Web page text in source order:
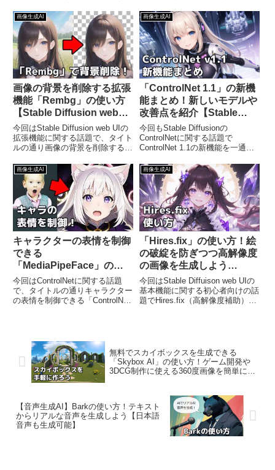
い方を一通りまとめてみるという
内容になっています。Stable
Diffusio...
介するという内容になっていま
す。画像生成AIの代表格ともいえ
るStable Diffusionを動かすには
主...
画像生成AI
画像の背景を削除する拡張
機能「Rembg」の使い方
【Stable Diffusion web
UI】
今回はStable Diffusion web UIの
拡張機能に関する話題で、タイト
ルの通り画像の背景を削除する拡
紹介するという内容になっていま
す。Stable Diffusion web UIで画
像を生成し...
画像生成AI
「ControlNet 1.1」の新機
能まとめ！新しいモデルや
改善点を紹介【Stable
Diffusion】
今回もStable Diffusionの
ControlNetに関する話題で
ControlNet 1.1の新機能を一通り
なっています。ControlNetは生成
する画像のポーズ指定など幅広い
用途に使える技術であり...
画像生成AI
キャラクターの表情を制御
できる
「MediaPipeFace」の使
い方【ControlNet】
今回はControlNetに関する話題
で、タイトルの通りキャラクター
の表情を制御できる「ControlNet
ポーズ等をきっちり指...
画像生成AI
「Hires.fix」の使い方！絵
の破綻を防ぎつつ高解像度
の画像を生成しよう
【Stable Diffusion web
UI】
今回はStable Diffuison web UIの
基本機能に関する初心者向けの話
題でHires.fix（高解像度補助）の
無料でスカイボックスを生成できる
「Skybox AI」の使い方！ゲーム開発や
3DCG制作に使える360度画像を簡単に作
【音声生成AI】Barkの使い方！テキスト
からリアルな音声を生成しよう【日本語
音声も生成可能】